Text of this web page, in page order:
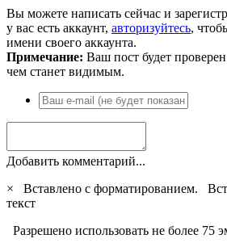
Вы можете написать сейчас и
у вас есть аккаунт, авторизуйтесь,
имени своего аккаунта.
Примечание: Ваш пост будет
чем станет видимым.
Добавить комментарий...
×
Вставлено с форматированием.
текст
Разрешено использовать не более 75